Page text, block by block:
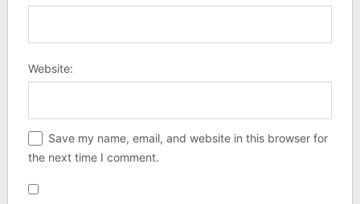
Website:
Save my name, email, and website in this browser for
the next time I comment.